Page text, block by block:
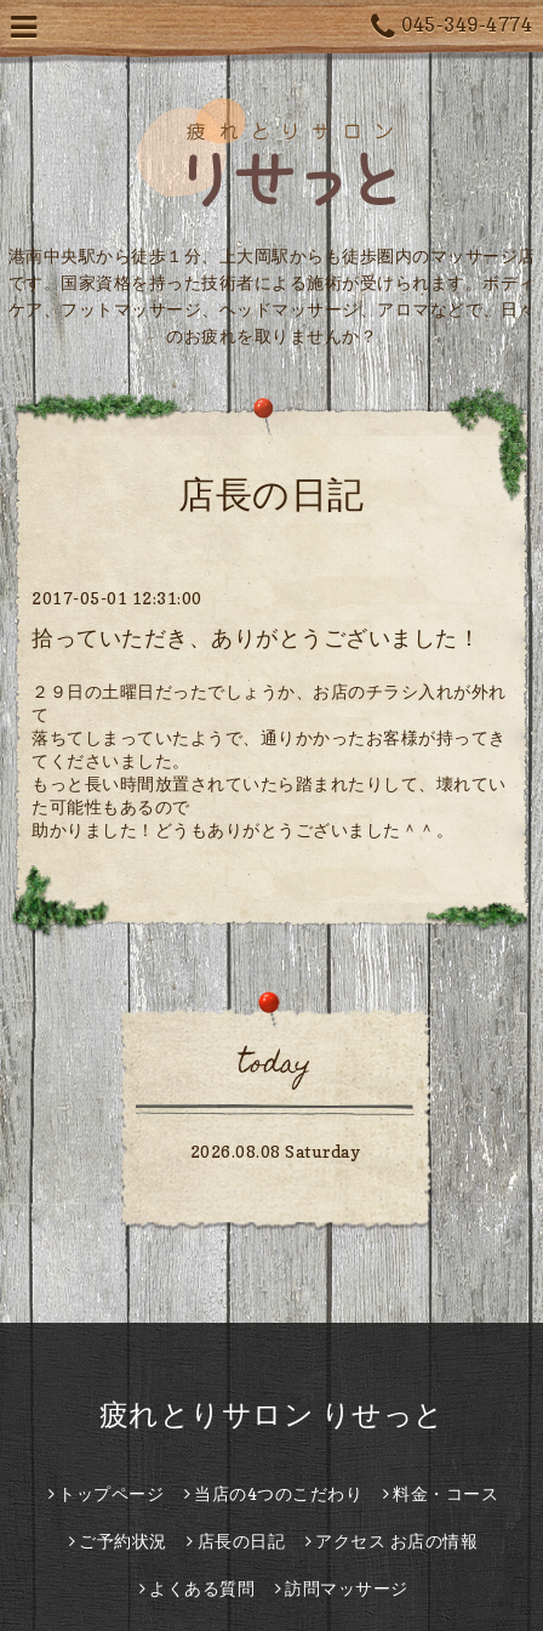
045-349-4774
港南中央駅から徒歩１分、上大岡駅からも徒歩圏内のマッサージ店
です。国家資格を持った技術者による施術が受けられます。ボディ
ケア、フットマッサージ、ヘッドマッサージ、アロマなどで、日々
のお疲れを取りませんか？
店長の日記
2017-05-01 12:31:00
拾っていただき、ありがとうございました！
２９日の土曜日だったでしょうか、お店のチラシ入れが外れ
て
落ちてしまっていたようで、通りかかったお客様が持ってき
てくださいました。
もっと長い時間放置されていたら踏まれたりして、壊れてい
た可能性もあるので
助かりました！どうもありがとうございました＾＾。
today
2026.08.08 Saturday
疲れとりサロン りせっと
トップページ 当店の4つのこだわり 料金・コース
ご予約状況 店長の日記 アクセス お店の情報
よくある質問 訪問マッサージ